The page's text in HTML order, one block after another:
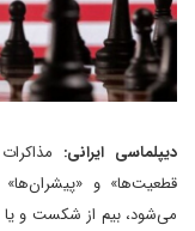
دیپلماسی ایرانی:
قطعیت‌ها» و
می‌شود، بیم از شکست و یا